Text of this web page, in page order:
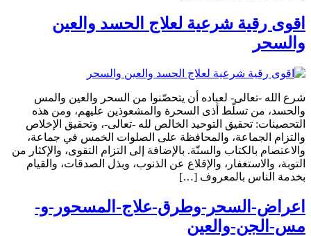
اقوى رقية شرعية لعلاج الحسد والعين
والسحر
شرع الله -تعالى- لعباده أن يتحصّنوا من السحر والعين والمس
والحسد، من تسلّط أذى السحرة والمشعوذين عليهم، ومن هذه
التحصينات: تحقيق التوحيد الخالص لله -تعالى-، وتحقيق الإخلاص
والتزام الجماعة، والمحافظة على الصلوات الخمس في جماعة،
والاعتصام بالكتاب والسنّة. بالإضافة إلى التزام التقوى، والإكثار من
التوبة، والاستغفار، والإقلاع عن الذنوب، وبذل الصدقات، والقيام
بخدمة الناس بالمعروف […]
اعراض-السحر-وطرق-علاج-المسحور-و-
مس-الجن-والعين